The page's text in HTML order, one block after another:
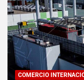
COMERCIO